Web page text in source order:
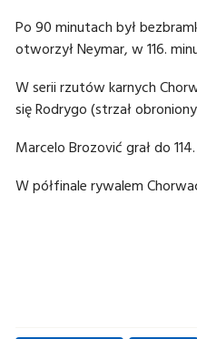
Po 90 minutach był
otworzył Neymar, w 116.
W serii rzutów karnych
się Rodrygo (strzał
Marcelo Brozović grał do
W półfinale rywalem